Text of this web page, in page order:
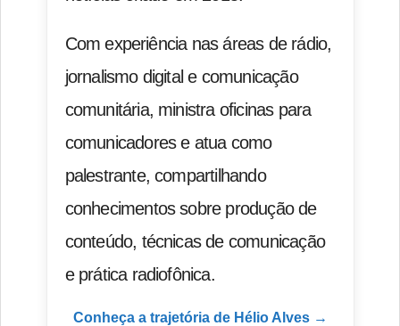
Com experiência nas áreas de rádio,
jornalismo digital e comunicação
comunitária, ministra oficinas para
comunicadores e atua como
palestrante, compartilhando
conhecimentos sobre produção de
conteúdo, técnicas de comunicação
e prática radiofônica.
Conheça a trajetória de Hélio Alves →